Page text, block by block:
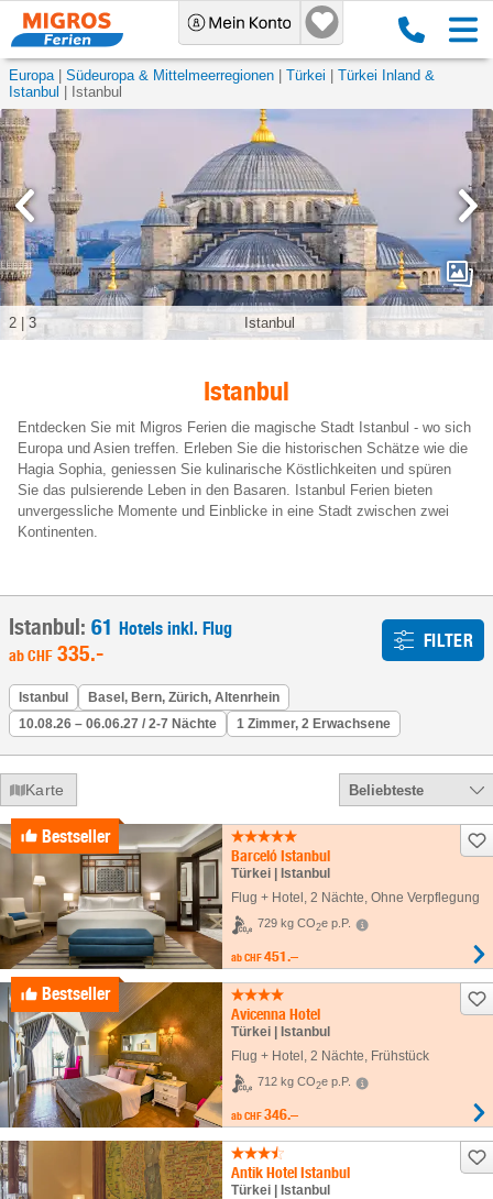
Europa Südeuropa & Mittelmeerregionen Türkei
Türkei Inland &
Istanbul
Istanbul
Istanbul
2 |3
Istanbul
Entdecken Sie mit Migros Ferien die magische Stadt Istanbul - wo sich
Europa und Asien treffen. Erleben Sie die historischen Schätze wie die
Hagia Sophia, geniessen Sie kulinarische Köstlichkeiten und spüren
Sie das pulsierende Leben in den Basaren. Istanbul Ferien bieten
unvergessliche Momente und Einblicke in eine Stadt zwischen zwei
Kontinenten.
Istanbul: 61 Hotels inkl. Flug
abCHF 335.- FILTER
Istanbul
Basel, Bern, Zürich, Altenrhein
10.08.26 – 06.06.27 / 2-7 Nächte
1 Zimmer, 2 Erwachsene
Karte Beliebteste
Bestseller
Barceló Istanbul
Türkei | Istanbul
Flug + Hotel , 2 Nächte, Ohne Verpflegung
729 kg CO2e p.P.
ab CHF 451.–
Bestseller
Avicenna Hotel
Türkei | Istanbul
Flug + Hotel 2 Nächte , Frühstück
712 kg CO2e p.P.
ab CHF 346.–
Antik Hotel Istanbul
Türkei | Istanbul